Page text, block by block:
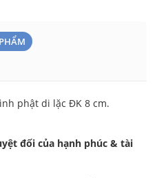
phật di lặc ĐK 8 cm.
đối của hạnh phúc & tài